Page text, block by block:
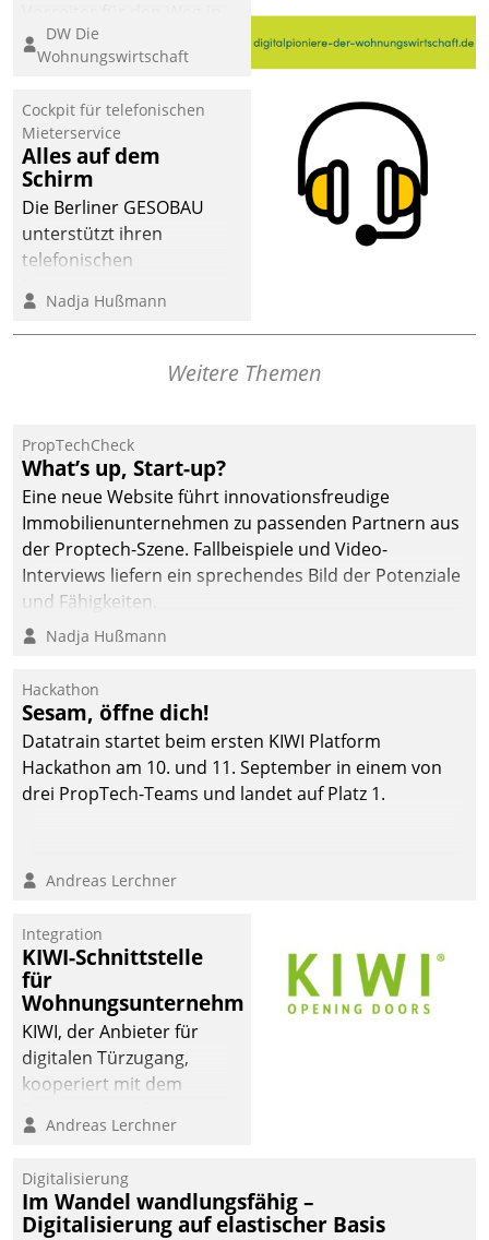
eine digitale Zukunft zu
finden, ist das Ziel des
der
Wohnungswirtschaft“.
Bewerben können sich
dafür ein Team
bestehend aus
Wohnungsunternehmen
und PropTech.
DW Die
Wohnungswirtschaft
Cockpit für telefonischen
Mieterservice
Alles auf dem
Schirm
Die Berliner GESOBAU
unterstützt ihren
telefonischen
digitalen Cockpit, das
situationsbezogen
passende Fragen und
Dialogführung ermöglicht
dem externen
Serviceteam, Anrufe von
Mietenden zügiger und
effizienter zu bearbeiten.
Nadja Hußmann
Weitere Themen
PropTechCheck
What’s up, Start-up?
Eine neue Website führt innovationsfreudige
Immobilienunternehmen zu passenden Partnern aus
der Proptech-Szene. Fallbeispiele und Video-
Interviews liefern ein sprechendes Bild der Potenziale
und Fähigkeiten.
Nadja Hußmann
Hackathon
Sesam, öffne dich!
Datatrain startet beim ersten KIWI Platform
Hackathon am 10. und 11. September in einem von
drei PropTech-Teams und landet auf Platz 1.
Andreas Lerchner
Integration
KIWI-Schnittstelle
für
Wohnungsunternehmen
KIWI, der Anbieter für
digitalen Türzugang,
kooperiert mit dem
Softwareentwicklungshaus
Andreas Lerchner
Digitalisierung
Im Wandel wandlungsfähig –
Digitalisierung auf elastischer Basis